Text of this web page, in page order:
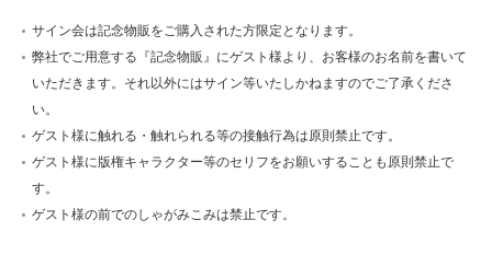
サイン会は記念物販をご購入された方限定となります。
弊社でご用意する『記念物販』にゲスト様より、お客様のお名前を書いて
いただきます。それ以外にはサイン等いたしかねますのでご了承くださ
い。
ゲスト様に触れる・触れられる等の接触行為は原則禁止です。
ゲスト様に版権キャラクター等のセリフをお願いすることも原則禁止で
す。
ゲスト様の前でのしゃがみこみは禁止です。